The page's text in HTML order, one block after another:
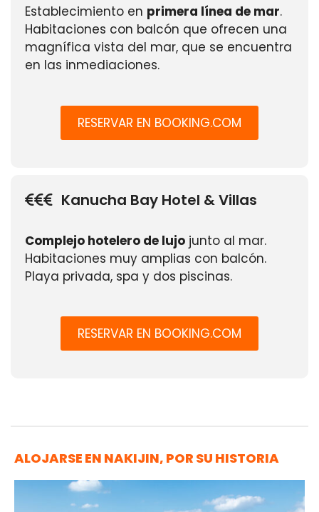
Establecimiento en primera línea de mar.
Habitaciones con balcón que ofrecen una
magnífica vista del mar, que se encuentra
en las inmediaciones.
RESERVAR EN BOOKING.COM
Kanucha Bay Hotel & Villas
Complejo hotelero de lujo junto al mar.
Habitaciones muy amplias con balcón.
Playa privada, spa y dos piscinas.
RESERVAR EN BOOKING.COM
ALOJARSE EN NAKIJIN, POR SU HISTORIA